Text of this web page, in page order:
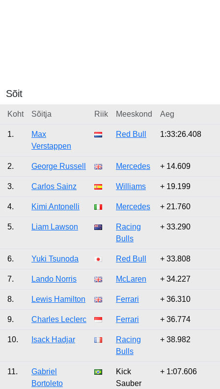
Sõit
Koht Sõitja Riik Meeskond Aeg
1.
Max
Verstappen
Red Bull 1:33:26.408
2. George Russell Mercedes + 14.609
3. Carlos Sainz Williams + 19.199
4. Kimi Antonelli Mercedes + 21.760
5. Liam Lawson
Racing
Bulls
+ 33.290
6. Yuki Tsunoda Red Bull + 33.808
7. Lando Norris McLaren + 34.227
8. Lewis Hamilton Ferrari + 36.310
9. Charles Leclerc Ferrari + 36.774
10. Isack Hadjar
Racing
Bulls
+ 38.982
11.
Gabriel
Bortoleto
Kick
Sauber
+ 1:07.606